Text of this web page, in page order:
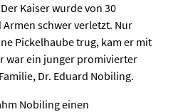
Kaiser wurde von 30
schwer verletzt. Nur
Pickelhaube trug, kam er mit
war ein junger promivierter
Dr. Eduard Nobiling.
Nobiling einen